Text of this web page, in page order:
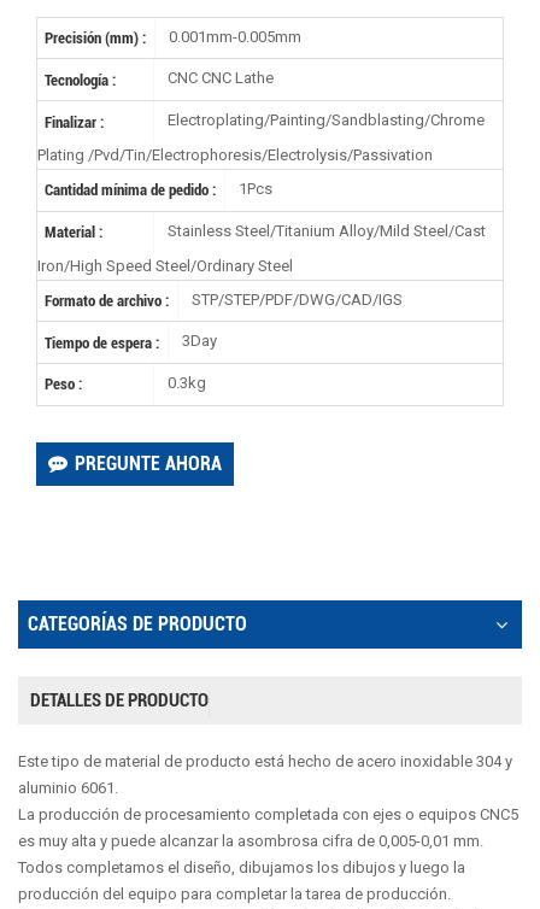
Precisión (mm) : 0.001mm-0.005mm
Tecnología : CNC CNC Lathe
Finalizar :
Electroplating/Painting/Sandblasting/Chrome
Plating /Pvd/Tin/Electrophoresis/Electrolysis/Passivation
Cantidad mínima de pedido :
1Pcs
Material :
Stainless Steel/Titanium Alloy/Mild Steel/Cast
Iron/High Speed Steel/Ordinary Steel
Formato de archivo :
STP/STEP/PDF/DWG/CAD/IGS
Tiempo de espera : 3Day
Peso : 0.3kg
PREGUNTE AHORA
CATEGORÍAS DE PRODUCTO
DETALLES DE PRODUCTO
Este tipo de material de producto está hecho de acero inoxidable 304 y
aluminio 6061.
La producción de procesamiento completada con ejes o equipos CNC5
es muy alta y puede alcanzar la asombrosa cifra de 0,005-0,01 mm.
Todos completamos el diseño, dibujamos los dibujos y luego la
producción del equipo para completar la tarea de producción.